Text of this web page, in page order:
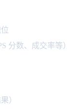
分数、成交率等）
）